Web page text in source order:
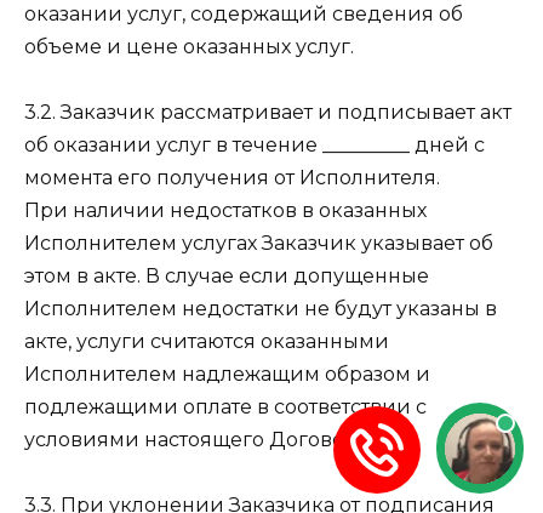
оказании услуг, содержащий сведения об
объеме и цене оказанных услуг.
3.2. Заказчик рассматривает и подписывает акт
об оказании услуг в течение _________ дней с
момента его получения от Исполнителя.
При наличии недостатков в оказанных
Исполнителем услугах Заказчик указывает об
этом в акте. В случае если допущенные
Исполнителем недостатки не будут указаны в
акте, услуги считаются оказанными
Исполнителем надлежащим образом и
подлежащими оплате в соответствии с
условиями настоящего Договора.
3.3. При уклонении Заказчика от подписания